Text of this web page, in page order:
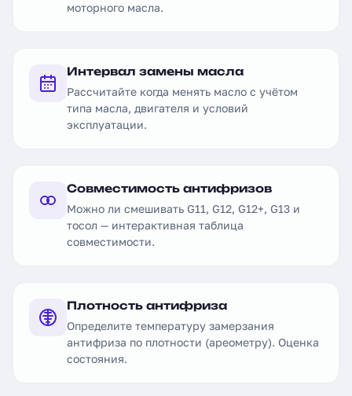
моторного масла.
Интервал замены масла
Рассчитайте когда менять масло с учётом
типа масла, двигателя и условий
эксплуатации.
Совместимость антифризов
Можно ли смешивать G11, G12, G12+, G13 и
тосол — интерактивная таблица
совместимости.
Плотность антифриза
Определите температуру замерзания
антифриза по плотности (ареометру). Оценка
состояния.